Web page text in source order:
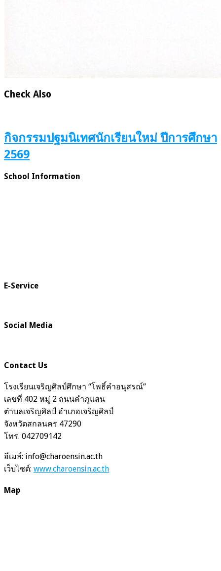
Check Also
กิจกรรมปฐมนิเทศนักเรียนใหม่ ปีการศึกษา
2569
School Information
E-Service
Social Media
Contact Us
โรงเรียนเจริญศิลป์ศึกษา “โพธิ์คำอนุสรณ์”
เลขที่ 402 หมู่ 2 ถนนคำภูแสน
ตำบลเจริญศิลป์ อำเภอเจริญศิลป์
จังหวัดสกลนคร 47290
โทร. 042709142
อีเมล์: info@charoensin.ac.th
เว็บไซต์: www.charoensin.ac.th
Map